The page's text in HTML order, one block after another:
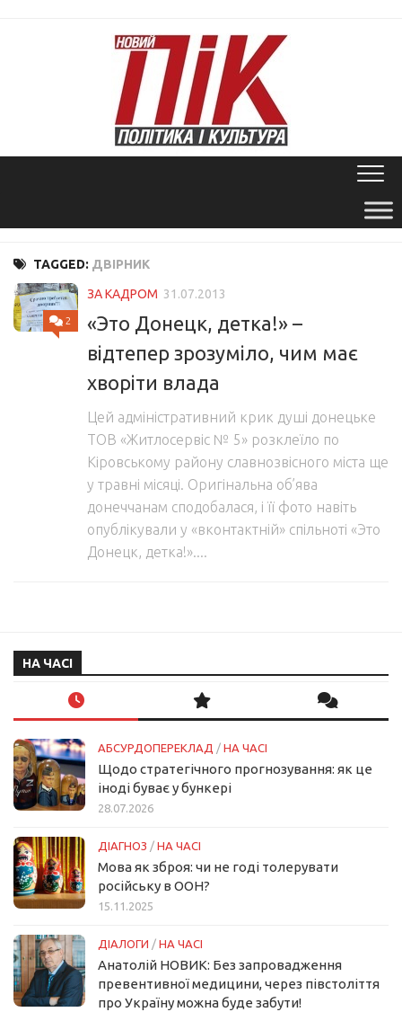
TAGGED: ДВІРНИК
2
ЗА КАДРОМ 31.07.2013
«Это Донецк, детка!» –
відтепер зрозуміло, чим має
хворіти влада
Цей адміністративний крик душі донецьке
ТОВ «Житлосервіс № 5» розклеїло по
Кіровському району славнозвісного міста ще
у травні місяці. Оригінальна об’ява
донеччанам сподобалася, і її фото навіть
опублікували у «вконтактній» спільноті «Это
Донецк, детка!»....
НА ЧАСІ
АБСУРДОПЕРЕКЛАД / НА ЧАСІ
Щодо стратегічного прогнозування: як це
іноді буває у бункері
28.07.2026
ДІАГНОЗ / НА ЧАСІ
Мова як зброя: чи не годі толерувати
російську в ООН?
15.11.2025
ДІАЛОГИ / НА ЧАСІ
Анатолій НОВИК: Без запровадження
превентивної медицини, через півстоліття
про Україну можна буде забути!